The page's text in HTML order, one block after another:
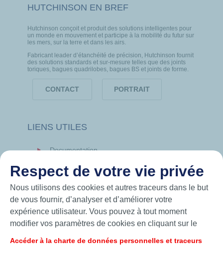
HUTCHINSON EN BREF
Hutchinson conçoit et produit des solutions intelligentes pour
un monde en mouvement et participe à la mobilité du futur sur
les mers, sur la terre et dans les airs.
Fabricant leader d’étanchéité de précision, Hutchinson fournit
des solutions standards et sur-mesure telles que des joints
toriques, bagues quadrilobes, bagues BS et joints de forme.
CONTACT PORTRAIT
LIENS UTILES
Documentation
Hutchinson.com
Respect de votre vie privée
Nous utilisons des cookies et autres traceurs dans le but
de vous fournir, d’analyser et d’améliorer votre
expérience utilisateur. Vous pouvez à tout moment
modifier vos paramètres de cookies en cliquant sur le
« J’accepte », vous acceptez le dépôt de l’ensemble des
Accéder à la charte de données personnelles et traceurs